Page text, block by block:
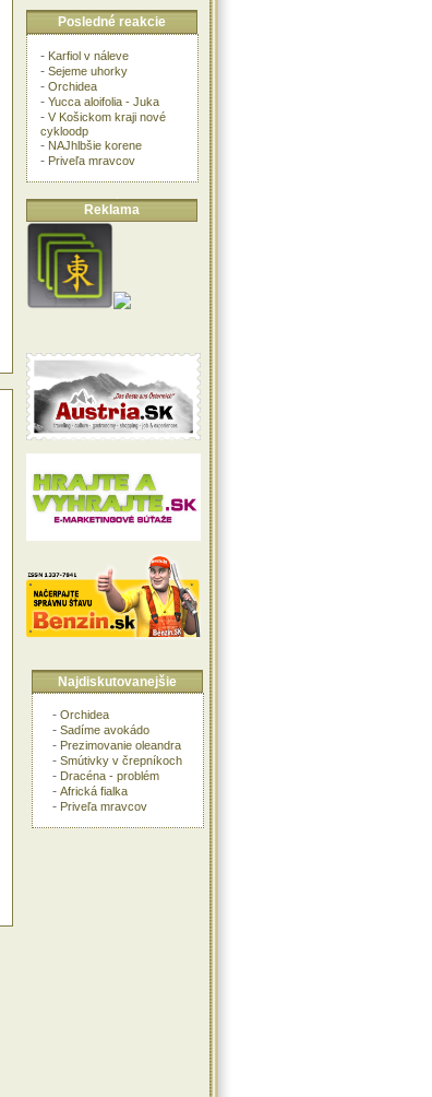
Posledné reakcie
- Karfiol v náleve
- Sejeme uhorky
- Orchidea
- Yucca aloifolia - Juka
- V Košickom kraji nové
cykloodp
- NAJhlbšie korene
- Priveľa mravcov
Reklama
Najdiskutovanejšie
- Orchidea
- Sadíme avokádo
- Prezimovanie oleandra
- Smútivky v črepníkoch
- Dracéna - problém
- Africká fialka
- Priveľa mravcov